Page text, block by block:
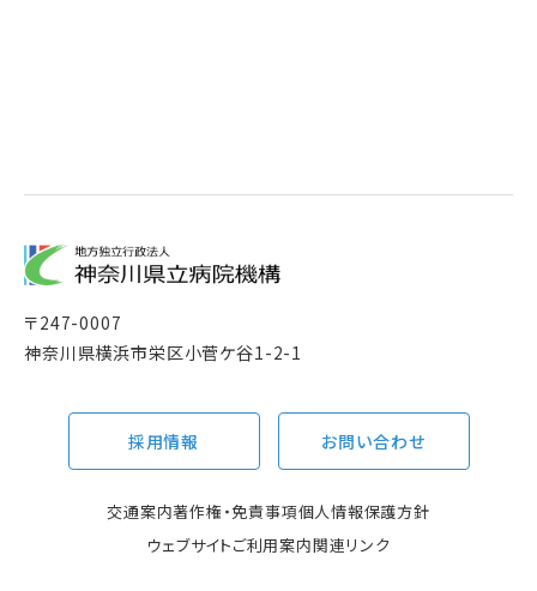
〒247-0007
神奈川県横浜市栄区小菅ケ谷1-2-1
採用情報 お問い合わせ
交通案内著作権・免責事項個人情報保護方針
ウェブサイトご利用案内関連リンク